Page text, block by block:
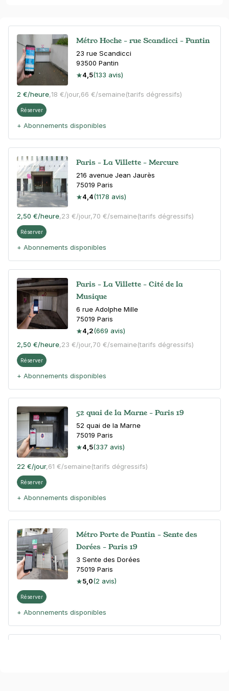
Métro Hoche - rue Scandicci - Pantin
23 rue Scandicci
93500 Pantin
4,5(133 avis)
2 €/heure,18 €/jour,66 €/semaine(tarifs dégressifs)
Réserver
+ Abonnements disponibles
Paris - La Villette - Mercure
216 avenue Jean Jaurès
75019 Paris
4,4(1178 avis)
2,50 €/heure,23 €/jour,70 €/semaine(tarifs dégressifs)
Réserver
+ Abonnements disponibles
Paris - La Villette - Cité de la
Musique
6 rue Adolphe Mille
75019 Paris
4,2(669 avis)
2,50 €/heure,23 €/jour,70 €/semaine(tarifs dégressifs)
Réserver
+ Abonnements disponibles
52 quai de la Marne - Paris 19
52 quai de la Marne
75019 Paris
4,5(337 avis)
22 €/jour,61 €/semaine(tarifs dégressifs)
Réserver
+ Abonnements disponibles
Métro Porte de Pantin - Sente des
Dorées - Paris 19
3 Sente des Dorées
75019 Paris
5,0(2 avis)
Réserver
+ Abonnements disponibles